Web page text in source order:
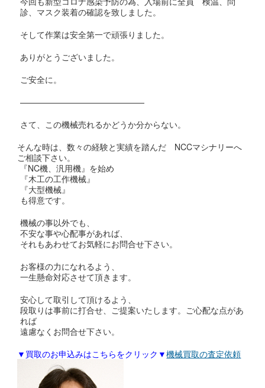
診、マスク装着の確認を致しました。
そして作業は安全第一で頑張りました。
ありがとうございました。
ご安全に。
———————————————
さて、この機械売れるかどうか分からない。
そんな時は、数々の経験と実績を踏んだ NCCマシナリーへ
ご相談下さい。
『NC機、汎用機』を始め
『木工の工作機械』
『大型機械』
も得意です。
機械の事以外でも、
不安な事や心配事があれば、
それもあわせてお気軽にお問合せ下さい。
お客様の力になれるよう、
一生懸命対応させて頂きます。
安心して取引して頂けるよう、
段取りは事前に打合せ、ご提案いたします。ご心配な点があ
れば
遠慮なくお問合せ下さい。
▼買取のお申込みはこちらをクリック▼機械買取の査定依頼